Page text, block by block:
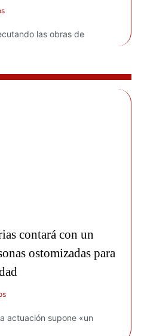
las obras de
contará con un
ostomizadas para
actuación supone «un